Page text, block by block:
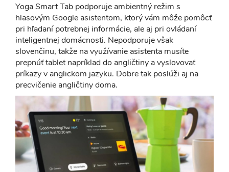
Yoga Smart Tab podporuje ambientný režim s
hlasovým Google asistentom, ktorý vám môže pomôcť
pri hľadaní potrebnej informácie, ale aj pri ovládaní
inteligentnej domácnosti. Nepodporuje však
slovenčinu, takže na využívanie asistenta musíte
prepnúť tablet napríklad do angličtiny a vyslovovať
príkazy v anglickom jazyku. Dobre tak poslúži aj na
precvičenie angličtiny doma.